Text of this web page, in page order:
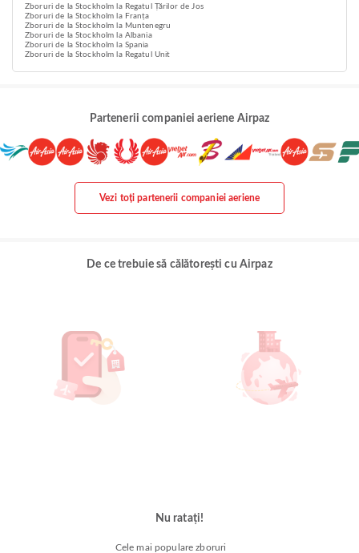
Zboruri de la Stockholm la Regatul Țărilor de Jos
Zboruri de la Stockholm la Franța
Zboruri de la Stockholm la Muntenegru
Zboruri de la Stockholm la Albania
Zboruri de la Stockholm la Spania
Zboruri de la Stockholm la Regatul Unit
Partenerii companiei aeriene Airpaz
Vezi toți partenerii companiei aeriene
De ce trebuie să călătorești cu Airpaz
Nu ratați!
Cele mai populare zboruri